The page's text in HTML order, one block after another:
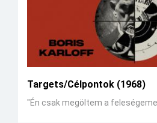
Targets/Célpontok (1968)
"Én csak megöltem a